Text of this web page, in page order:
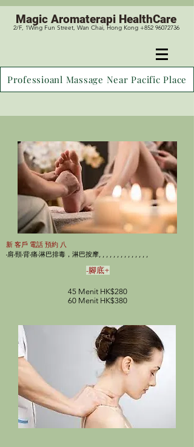
Magic Aromaterapi HealthCare
2/F, 1Wing Fun Street, Wan Chai, Hong Kong +852 96072736
Professioanl Massage Near Pacific Place
新 客戶 電話 預約 八
-肩-頸-背-痛-淋巴排毒，淋巴按摩, , , , , , , , , , , , , ,
-腳底+
45 Menit HK$280
60 Menit HK$380